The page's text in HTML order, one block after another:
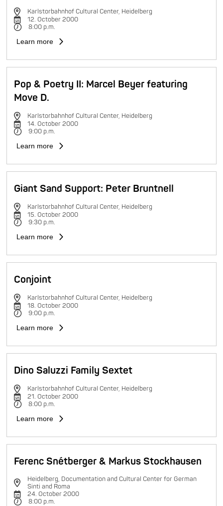
Karlstorbahnhof Cultural Center, Heidelberg
12. October 2000
8:00 p.m.
Learn more
Pop & Poetry II: Marcel Beyer featuring
Move D.
Karlstorbahnhof Cultural Center, Heidelberg
14. October 2000
9:00 p.m.
Learn more
Giant Sand Support: Peter Bruntnell
Karlstorbahnhof Cultural Center, Heidelberg
15. October 2000
9:30 p.m.
Learn more
Conjoint
Karlstorbahnhof Cultural Center, Heidelberg
18. October 2000
9:00 p.m.
Learn more
Dino Saluzzi Family Sextet
Karlstorbahnhof Cultural Center, Heidelberg
21. October 2000
8:00 p.m.
Learn more
Ferenc Snétberger & Markus Stockhausen
Heidelberg, Documentation and Cultural Center for German
Sinti and Roma
24. October 2000
8:00 p.m.